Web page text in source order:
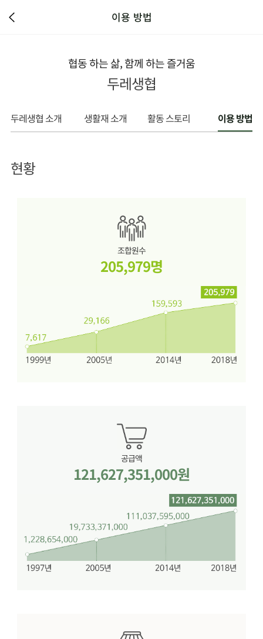
이용 방법
협동 하는 삶, 함께 하는 즐거움
두레생협
두레생협 소개 생활재 소개 활동 스토리 이용 방법
현황
조합원수
205,979명
공급액
121,627,351,000원